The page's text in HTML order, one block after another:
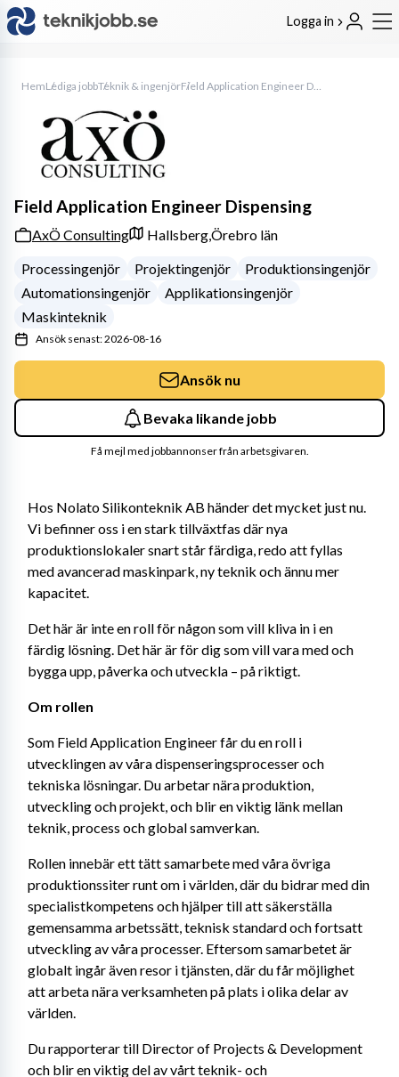
Logga in
HemLediga jobbTeknik & ingenjör Field Application Engineer Dispensing
Hos Nolato Silikonteknik AB händer det mycket just nu.
Vi befinner oss i en stark tillväxtfas där nya
produktionslokaler snart står färdiga, redo att fyllas
med avancerad maskinpark, ny teknik och ännu mer
kapacitet.
Det här är inte en roll för någon som vill kliva in i en
färdig lösning. Det här är för dig som vill vara med och
bygga upp, påverka och utveckla – på riktigt.
Om rollen
Som Field Application Engineer får du en roll i
utvecklingen av våra dispenseringsprocesser och
tekniska lösningar. Du arbetar nära produktion,
utveckling och projekt, och blir en viktig länk mellan
teknik, process och global samverkan.
Rollen innebär ett tätt samarbete med våra övriga
produktionssiter runt om i världen, där du bidrar med din
specialistkompetens och hjälper till att säkerställa
gemensamma arbetssätt, teknisk standard och fortsatt
utveckling av våra processer. Eftersom samarbetet är
globalt ingår även resor i tjänsten, där du får möjlighet
att arbeta nära verksamheten på plats i olika delar av
världen.
Du rapporterar till Director of Projects & Development
och blir en viktig del av vårt teknik- och
Field Application Engineer Dispensing
AxÖ Consulting Hallsberg,Örebro län
Processingenjör
Projektingenjör
Produktionsingenjör
Automationsingenjör
Applikationsingenjör
Maskinteknik
Ansök senast: 2026-08-16
Ansök nu
Bevaka likande jobb
Få mejl med jobbannonser från arbetsgivaren.